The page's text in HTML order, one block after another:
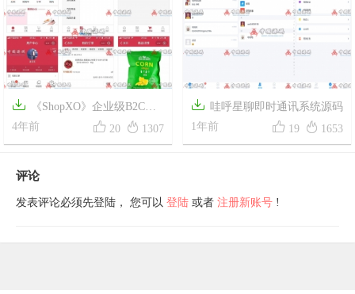

《ShopXO》企业级B2C免
费开源商城系统网站源码
4年前  20  1307
 哇呼星聊即时通讯系统源码
1年前
 19  1653
评论
发表评论必须先登陆， 您可以 登陆 或者 注册新账号 !